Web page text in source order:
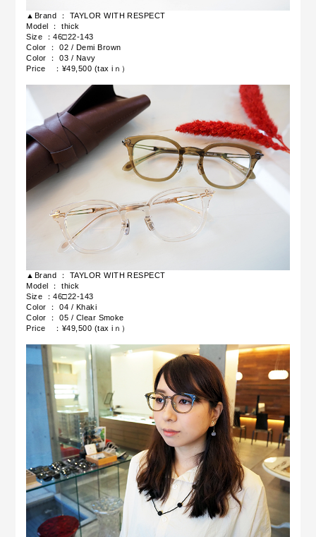
▲Brand ： TAYLOR WITH RESPECT
Model ： thick
Size ：46□22-143
Color ：
02 / Demi Brown
Color ：03 / Navy
Price ： ¥49,500 (tax iｎ）
▲Brand ： TAYLOR WITH RESPECT
Model ： thick
Size ：46□22-143
Color ：
04 / Khaki
Color ：05 / Clear Smoke
Price ： ¥49,500 (tax iｎ）